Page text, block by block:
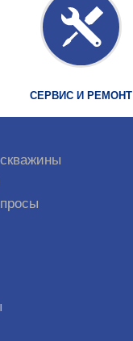
СЕРВИС И РЕМОНТ